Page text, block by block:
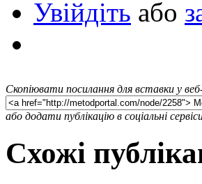
Увійдіть або
Скопіювати посилання для вставки у
або додати публікацію в соціальні
Схожі